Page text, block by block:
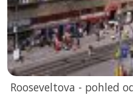
Rooseveltova - pohled